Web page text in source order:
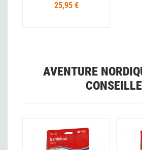
25,95 €
AVENTURE
CONSEILLE